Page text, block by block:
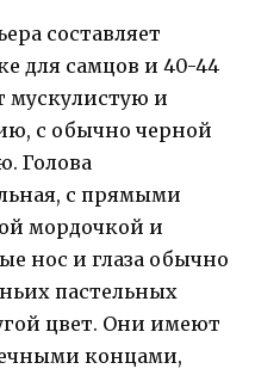
составляет
для самцов и 40-44
мускулистую и
с обычно черной
Голова
с прямыми
мордочкой и
нос и глаза обычно
пастельных
цвет. Они имеют
концами,